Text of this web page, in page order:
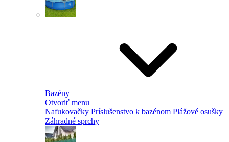
Bazény
Otvoriť menu
Nafukovačky Príslušenstvo k bazénom Plážové osušky
Záhradné sprchy